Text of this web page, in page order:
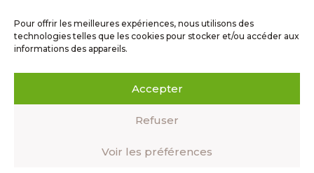
Pour offrir les meilleures expériences, nous utilisons des
technologies telles que les cookies pour stocker et/ou accéder aux
informations des appareils.
Accepter
Refuser
Voir les préférences
LIENS UTILES
9 À propos de nous
9 Avantage fiscal
Contactez-nous
Rejoignez-nous